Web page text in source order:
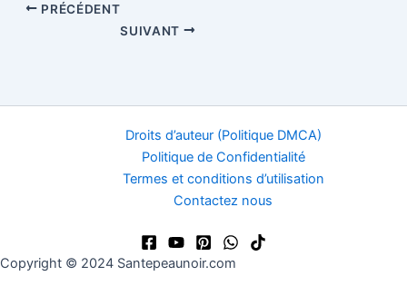
PRÉCÉDENT
SUIVANT
Droits d’auteur (Politique DMCA)
Politique de Confidentialité
Termes et conditions d’utilisation
Contactez nous
Copyright © 2024 Santepeaunoir.com